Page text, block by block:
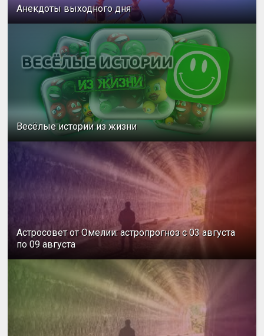
Анекдоты выходного дня
Весёлые истории из жизни
Астросовет от Омелии: астропрогноз с 03 августа
по 09 августа